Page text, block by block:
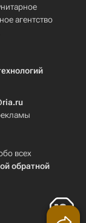
агентство
всех
обратной